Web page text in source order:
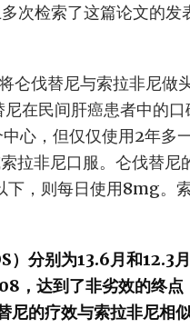
次检索了这篇论文的发
仑伐替尼与索拉非尼做
在民间肝癌患者中的
心，但仅仅使用2年多
拉非尼口服。仑伐替尼
，则每日使用8mg。
）分别为13.6月和12.3
，达到了非劣效的终点
的疗效与索拉非尼相似